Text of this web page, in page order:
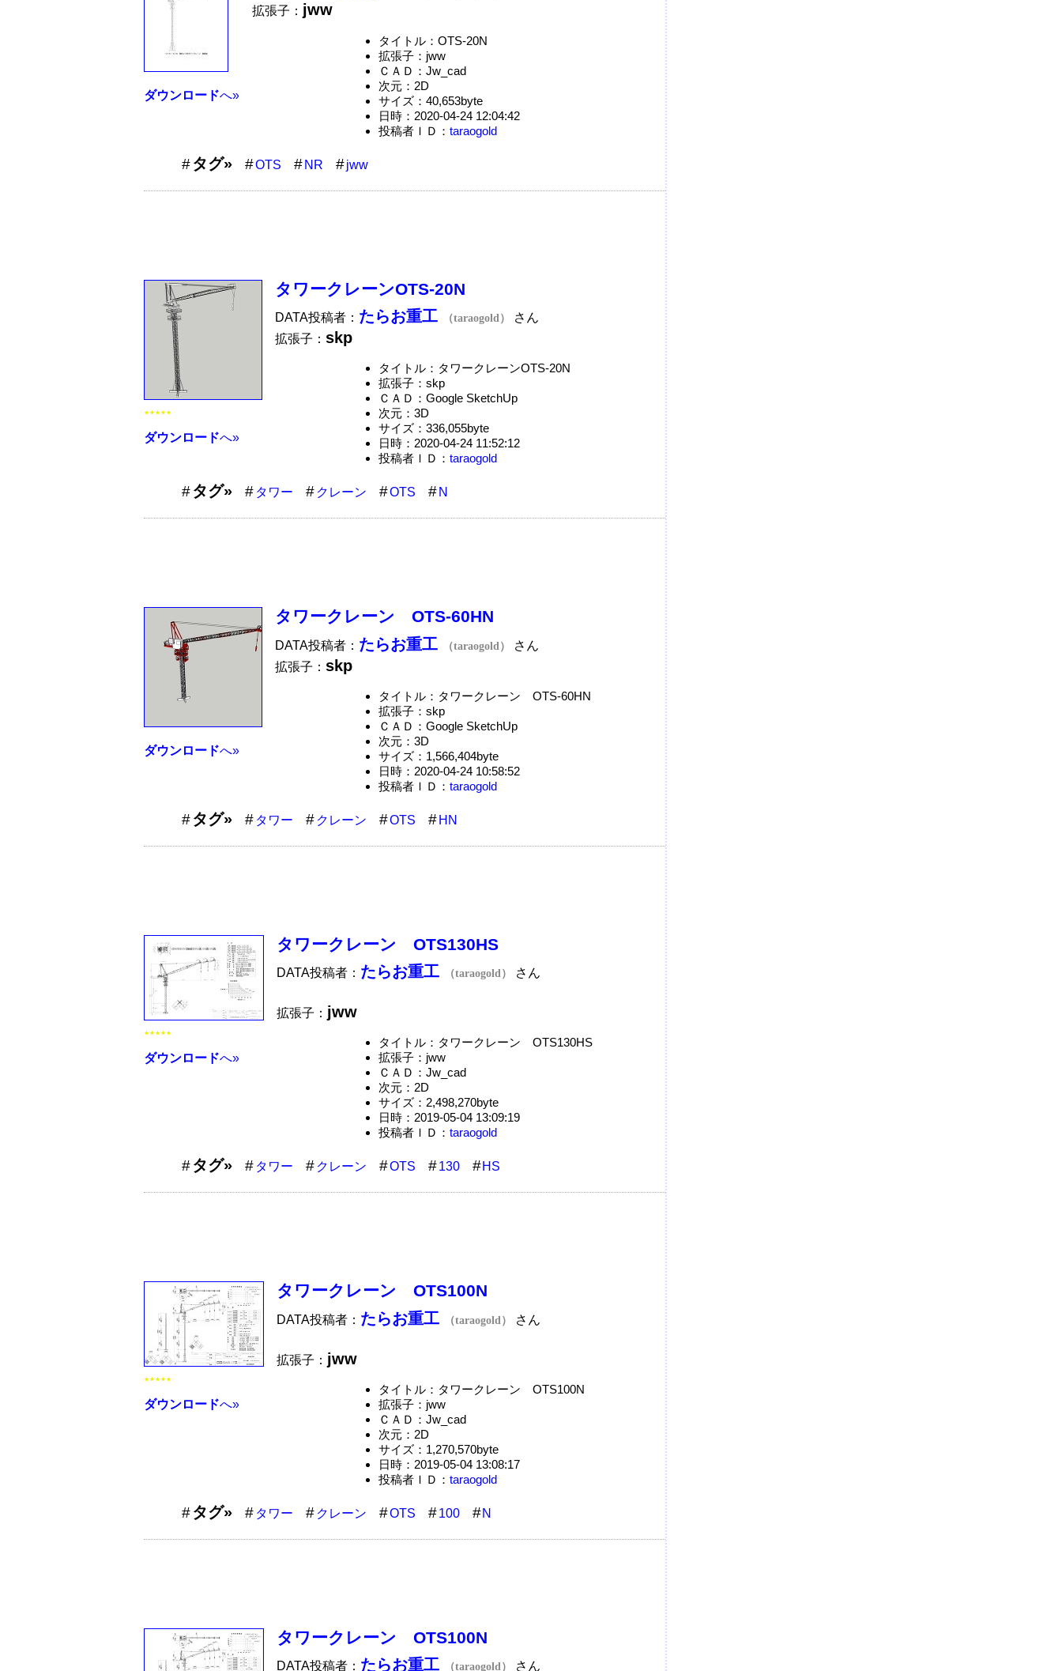
ダウンロードへ»
拡張子： jww
タイトル：OTS-20N
拡張子：jww
ＣＡＤ：Jw_cad
次元：2D
サイズ：40,653byte
日時：2020-04-24 12:04:42
投稿者ＩＤ： taraogold
タグ» OTS NR jww
★★★★★
ダウンロードへ»
タワークレーンOTS-20N
DATA投稿者： たらお重工 （taraogold）
さん
拡張子： skp
タイトル：タワークレーンOTS-20N
拡張子：skp
ＣＡＤ：Google SketchUp
次元：3D
サイズ：336,055byte
日時：2020-04-24 11:52:12
投稿者ＩＤ： taraogold
タグ» タワー クレーン OTS N
ダウンロードへ»
タワークレーン OTS-60HN
DATA投稿者： たらお重工 （taraogold）
さん
拡張子： skp
タイトル：タワークレーン OTS-60HN
拡張子：skp
ＣＡＤ：Google SketchUp
次元：3D
サイズ：1,566,404byte
日時：2020-04-24 10:58:52
投稿者ＩＤ： taraogold
タグ» タワー クレーン OTS HN
★★★★★
ダウンロードへ»
タワークレーン OTS130HS
DATA投稿者： たらお重工 （taraogold） さん
拡張子： jww
タイトル：タワークレーン OTS130HS
拡張子：jww
ＣＡＤ：Jw_cad
次元：2D
サイズ：2,498,270byte
日時：2019-05-04 13:09:19
投稿者ＩＤ： taraogold
タグ» タワー クレーン OTS 130 HS
★★★★★
ダウンロードへ»
タワークレーン OTS100N
DATA投稿者： たらお重工 （taraogold） さん
拡張子： jww
タイトル：タワークレーン OTS100N
拡張子：jww
ＣＡＤ：Jw_cad
次元：2D
サイズ：1,270,570byte
日時：2019-05-04 13:08:17
投稿者ＩＤ： taraogold
タグ» タワー クレーン OTS 100 N
タワークレーン OTS100N
DATA投稿者： たらお重工 （taraogold） さん